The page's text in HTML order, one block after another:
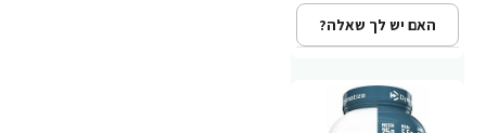
האם יש לך שאלה?